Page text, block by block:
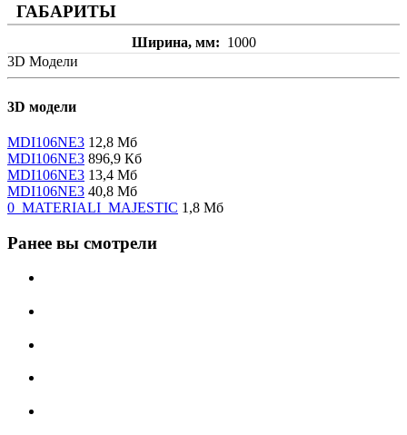
ГАБАРИТЫ
Ширина, мм
1000
3D Модели
3D модели
MDI106NE3 12,8 Мб
MDI106NE3 896,9 Кб
MDI106NE3 13,4 Мб
MDI106NE3 40,8 Мб
0_MATERIALI_MAJESTIC 1,8 Мб
Ранее вы смотрели